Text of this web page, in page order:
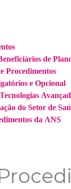
de
Procedimentos
e Opcional
do Setor de
da ANS